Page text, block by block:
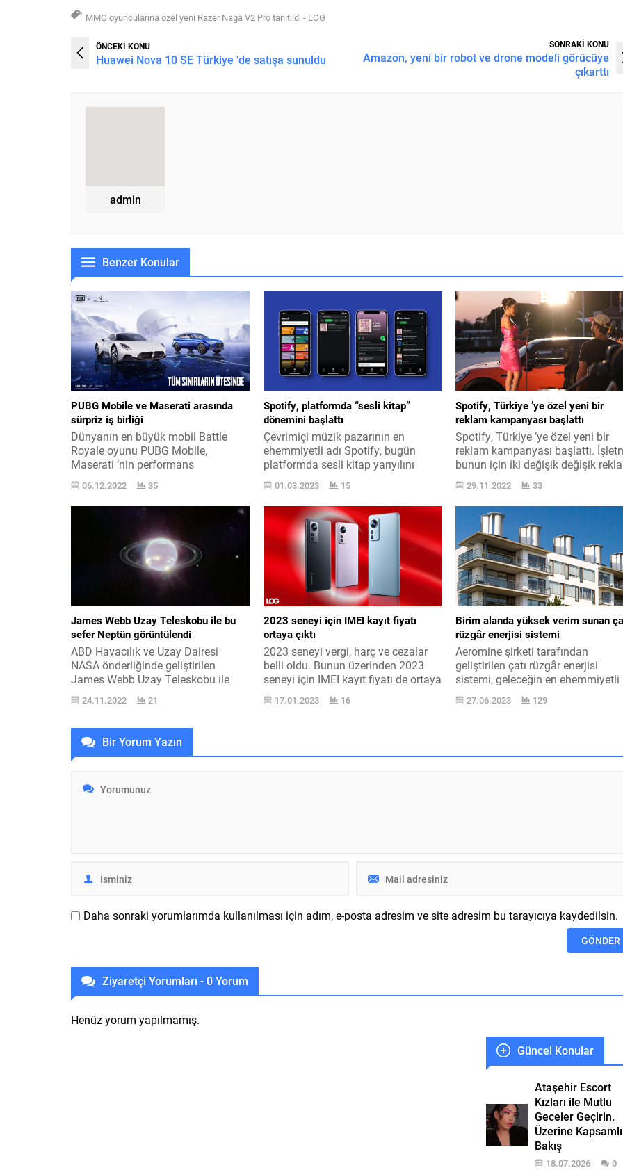
MMO oyuncularına özel yeni Razer Naga V2 Pro tanıtıldı - LOG
ÖNCEKİ KONU
Huawei Nova 10 SE Türkiye ’de satışa sunuldu
SONRAKİ KONU
Amazon, yeni bir robot ve drone modeli görücüye
çıkarttı
admin
Benzer Konular
PUBG Mobile ve Maserati arasında
sürpriz iş birliği
Dünyanın en büyük mobil Battle
Royale oyunu PUBG Mobile,
Maserati ’nin performans
vasıtalarının savaş alanına
girmesiyle yüksek vitese geçiyor. Bu
sürpriz mevzuda yapılan
açıklamada şunlara yer verildi:
“Dünyanın en popüler mobil
oyunlarından PUBG Mobile,
dünyaca ünlü otomobil üreticisi
Maserati ile coşku verici bir ortaklığı
duyurarak oyunculara bcerahatçi
sınıf spor otomobillerinden...
06.12.2022 35
Spotify, platformda “sesli kitap”
dönemini başlattı
Çevrimiçi müzik pazarının en
ehemmiyetli adı Spotify, bugün
platformda sesli kitap yarıyılını
başladı. Ancak hudutlu çıkış yapıldı.
Spotify, geçtiğimiz sene sesli kitap
üzerine odaklanan Findaway
platformunu satın almıştı. Elbette
bu alımın bir emeli vardı ve Spotify
geçtiğimiz ay sesli kitap platformu
kuracaklarını resmi olarak
duyurmuştu. Sesli kitap tarafını
işletme için büyük bir...
01.03.2023 15
Spotify, Türkiye ’ye özel yeni bir
reklam kampanyası başlattı
Spotify, Türkiye ’ye özel yeni bir
reklam kampanyası başlattı.
bunun için iki değişik değişik
filmi yayınladı. Kendi alanın lideri
Spotify, bu reklam kampanyası
hakkında şunları paylaştı
çalışırken veya hoşlandıklarımızla
süre geçirirken, direksiyon
başındayken veya spor yaparken,
her an kulağımızda en
hoşlandığımız sanatçıların sesi
Birbirimizden ne kadar değişik...
29.11.2022 33
James Webb Uzay Teleskobu ile bu
sefer Neptün görüntülendi
ABD Havacılık ve Uzay Dairesi
NASA önderliğinde geliştirilen
James Webb Uzay Teleskobu ile
çekilen resimler artıyor. 10 milyar
dolarlık James Webb Uzay
Telescope, bilim dünyası ve âleme
bakış açımızı şekillendirecek
çalışmalarına devam ediyor. Son
ile ses getiren JWST, geçtiğimiz
24.11.2022 21
2023 seneyi için IMEI kayıt fiyatı
ortaya çıktı
2023 seneyi vergi, harç ve cezalar
belli oldu. Bunun üzerinden 2023
seneyi için IMEI kayıt fiyatı de ortaya
çıkmış vaziyette. Sayı daha da
çoğalıyor. TÜİK, 2023 seneyi vergi,
17.01.2023 16
Birim alanda yüksek verim sunan
rüzgâr enerjisi sistemi
Aeromine şirketi tarafından
geliştirilen çatı rüzgâr enerjisi
sistemi, geleceğin en ehemmiyetli
enerji kaynaklarından olabilir.
Ülkelerin elektrik gereksinimleri
27.06.2023 129
Bir Yorum Yazın
Daha sonraki yorumlarımda kullanılması için adım, e-posta adresim ve site adresim bu tarayıcıya kaydedilsin.
Ziyaretçi Yorumları - 0 Yorum
Henüz yorum yapılmamış.
Güncel Konular
Ataşehir Escort
Kızları ile Mutlu
Geceler Geçirin.
Üzerine Kapsamlı
Bakış
18.07.2026 0